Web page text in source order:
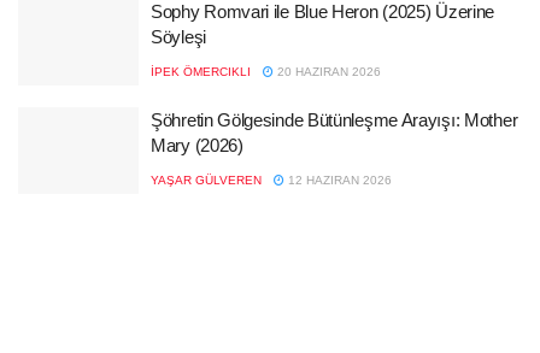
Sophy Romvari ile Blue Heron (2025) Üzerine
Söyleşi
İPEK ÖMERCIKLI 20 HAZIRAN 2026
Şöhretin Gölgesinde Bütünleşme Arayışı: Mother
Mary (2026)
YAŞAR GÜLVEREN 12 HAZIRAN 2026